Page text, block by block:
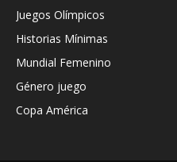
Juegos Olímpicos
Historias Mínimas
Mundial Femenino
Género juego
Copa América